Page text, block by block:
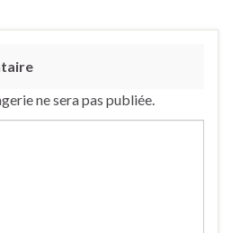
ne sera pas publiée.